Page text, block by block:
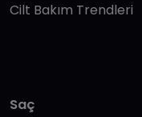
Cilt Bakım Trendleri
Saç